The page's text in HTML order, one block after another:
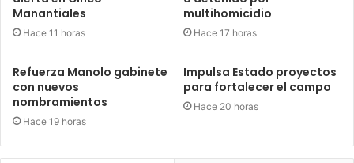
Manantiales
Hace 11 horas
multihomicidio
Hace 17 horas
Refuerza Manolo gabinete
con nuevos
nombramientos
Hace 19 horas
Impulsa Estado proyectos
para fortalecer el campo
Hace 20 horas